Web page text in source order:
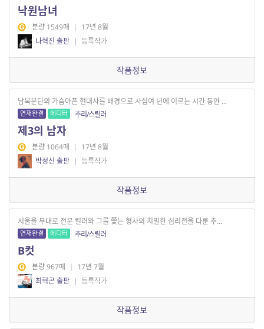
낙원남녀
분량 1549매 | 17년 8월
나혁진 출판 | 등록작가
작품정보
남북분단의 가슴아픈 현대사를 배경으로 사십여 년에 이르는 시간 동안 ...
연재완결 에디터 추리/스릴러
제3의 남자
분량 1064매 | 17년 8월
박성신 출판 | 등록작가
작품정보
서울을 무대로 전문 킬러와 그를 쫓는 형사의 치밀한 심리전을 다룬 추...
연재완결 에디터 추리/스릴러
B컷
분량 967매 | 17년 7월
최혁곤 출판 | 등록작가
작품정보